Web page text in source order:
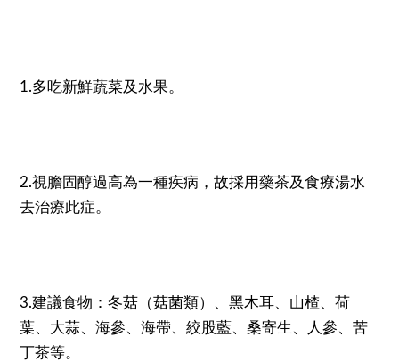
1.多吃新鮮蔬菜及水果。
2.視膽固醇過高為一種疾病，故採用藥茶及食療湯水
去治療此症。
3.建議食物：冬菇（菇菌類）、黑木耳、山楂、荷
葉、大蒜、海參、海帶、絞股藍、桑寄生、人參、苦
丁茶等。